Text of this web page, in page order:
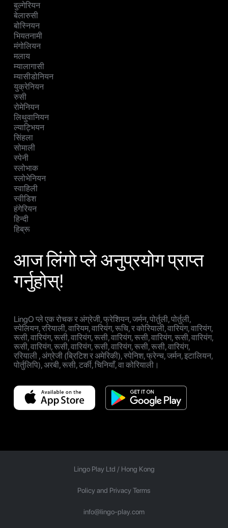
बुल्गेरियन
बेलारुसी
बोस्नियन
भियतनामी
मंगोलियन
मलाय
म्यालागासी
म्यासीडोनियन
युक्रेनियन
रुसी
रोमेनियन
लिथुवानियन
ल्याट्भियन
सिंहला
सोमाली
स्पेनी
स्लोभाक
स्लोभेनियन
स्वाहिली
स्वीडिश
हंगेरियन
हिन्दी
हिब्रू
आज लिंगो प्ले अनुप्रयोग प्राप्त
गर्नुहोस्!
LingO प्ले एक रोचक र अंग्रेजी, फ्रेशियन, जर्मन, पोर्तुली, पोर्तुली,
स्पेलियन, ररियाली, वारियम, वारियंग, रूचि, र कोरियाली, वारियंग, वारियंग,
रूसी, वारियंग, रूसी, वारियंग, रूसी, वारियंग, रूसी, वारियंग, रूसी, वारियंग,
रूसी, वारियंग, रूसी, वारियंग, रूसी, वारियंग, रूसी, रूसी, वारियंग,
ररियाली , अंग्रेजी (ब्रिटिश र अमेरिकी), स्पेनिश, फ्रेन्च, जर्मन, इटालियन,
पोर्तुलिपि), अरबी, रूसी, टर्की, चिनियाँ, वा कोरियाली।
Lingo Play Ltd / Hong Kong
Policy and Privacy Terms
info@lingo-play.com